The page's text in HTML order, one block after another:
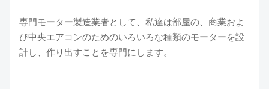
専門モーター製造業者として、私達は部屋の、商業およ
び中央エアコンのためのいろいろな種類のモーターを設
計し、作り出すことを専門にします。